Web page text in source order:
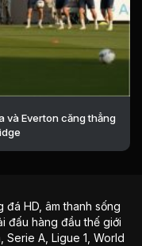
và Everton căng thẳng
HD, âm thanh sống
đấu hàng đầu thế giới
Serie A, Ligue 1, World